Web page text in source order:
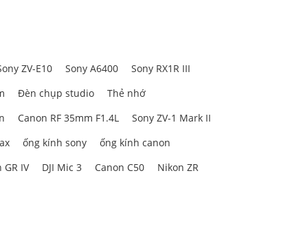
ZV-E10 Sony A6400
Sony RX1R III
Đèn chụp studio
Thẻ nhớ
Canon RF 35mm F1.4L
Sony ZV-1 Mark II
ống kính sony
ống kính canon
GR IV DJI Mic 3 Canon C50
Nikon ZR